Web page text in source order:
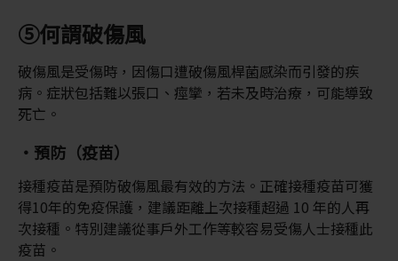
⑤何謂破傷風
破傷風是受傷時，因傷口遭破傷風桿菌感染而引發的疾
病。症狀包括難以張口、痙攣，若未及時治療，可能導致
死亡。
・預防（疫苗）
接種疫苗是預防破傷風最有效的方法。正確接種疫苗可獲
得10年的免疫保護，建議距離上次接種超過 10 年的人再
次接種。特別建議從事戶外工作等較容易受傷人士接種此
疫苗。